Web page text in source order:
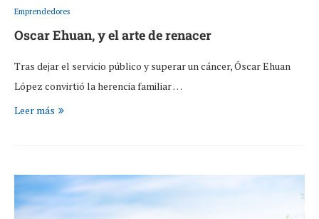
Emprendedores
Oscar Ehuan, y el arte de renacer
Tras dejar el servicio público y superar un cáncer, Óscar Ehuan
López convirtió la herencia familiar …
Leer más